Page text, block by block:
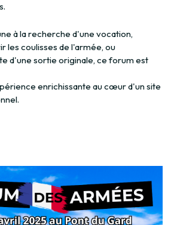
à la recherche d'une vocation,
les coulisses de l'armée, ou
d'une sortie originale, ce forum est
enrichissante au cœur d'un site